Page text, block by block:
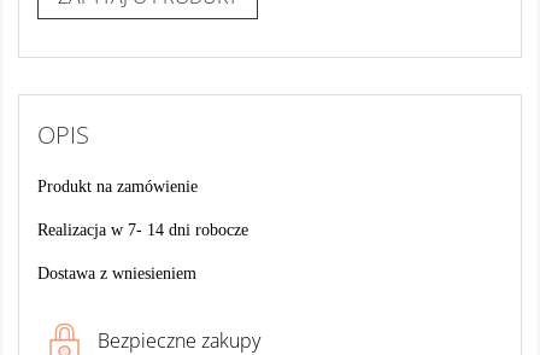
OPIS
Produkt na zamówienie
Realizacja w 7- 14 dni robocze
Dostawa z wniesieniem
Bezpieczne zakupy